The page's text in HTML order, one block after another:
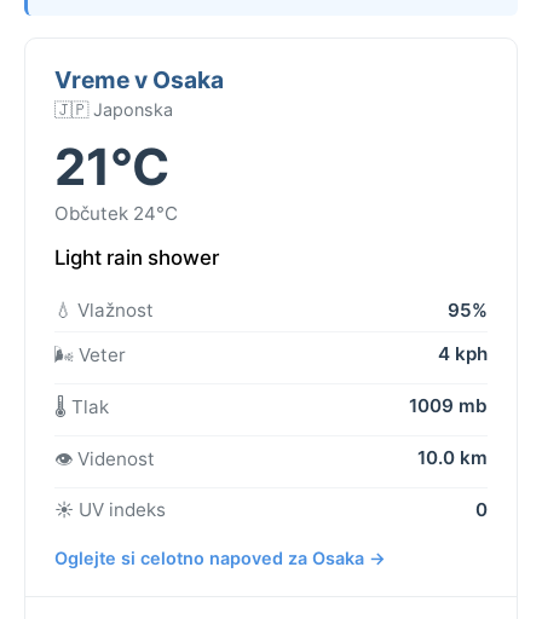
Vreme v Osaka
🇯🇵 Japonska
21°C
Občutek 24°C
Light rain shower
💧 Vlažnost
95%
🌬️ Veter
4 kph
🌡️ Tlak 1009 mb
👁️ Videnost 10.0 km
☀️ UV indeks 0
Oglejte si celotno napoved za Osaka →